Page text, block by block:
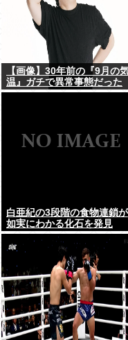
【画像】30年前の『9月の
温』ガチで異常事態だった
www
白亜紀の3段階の食物連鎖が
如実にわかる化石を発見